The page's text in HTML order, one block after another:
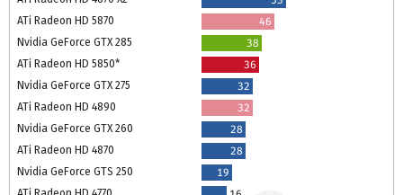
ATi Radeon HD 5870
46
Nvidia GeForce GTX 285
38
ATi Radeon HD 5850*
36
Nvidia GeForce GTX 275
32
ATi Radeon HD 4890
32
Nvidia GeForce GTX 260
28
ATi Radeon HD 4870
28
Nvidia GeForce GTS 250
19